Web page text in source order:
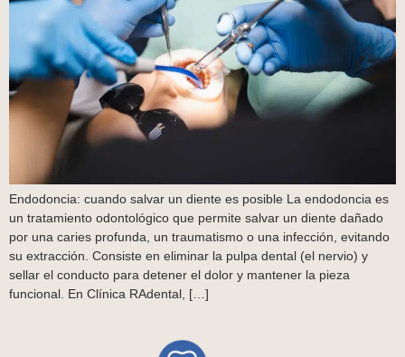
Endodoncia: cuando salvar un diente es posible La endodoncia es
un tratamiento odontológico que permite salvar un diente dañado
por una caries profunda, un traumatismo o una infección, evitando
su extracción. Consiste en eliminar la pulpa dental (el nervio) y
sellar el conducto para detener el dolor y mantener la pieza
funcional. En Clínica RAdental, […]